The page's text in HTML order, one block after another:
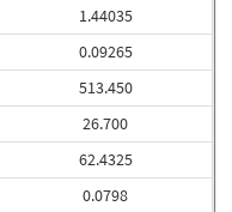
1.44035
0.09265
513.450
26.700
62.4325
0.0798